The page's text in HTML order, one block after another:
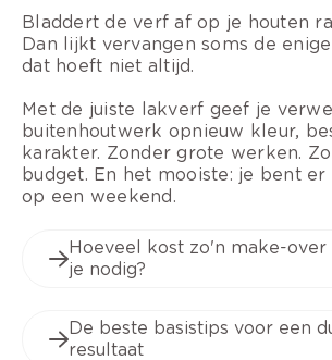
Bladdert de verf af op je houten
Dan lijkt vervangen soms de
dat hoeft niet altijd.
Met de juiste lakverf geef je
buitenhoutwerk opnieuw kleur,
karakter. Zonder grote werken.
budget. En het mooiste: je bent
op een weekend.
Hoeveel kost zo'n make-over
je nodig?
De beste basistips voor een
resultaat